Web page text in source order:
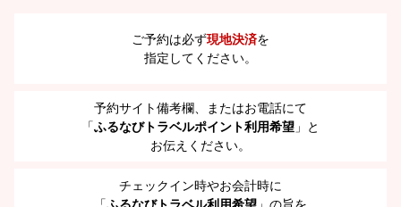
ご予約は必ず現地決済を
指定してください。
予約サイト備考欄、またはお電話にて
「ふるなびトラベルポイント利用希望 」と
お伝えください。
チェックイン時やお会計時に
「ふるなびトラベル利用希望 」の旨を